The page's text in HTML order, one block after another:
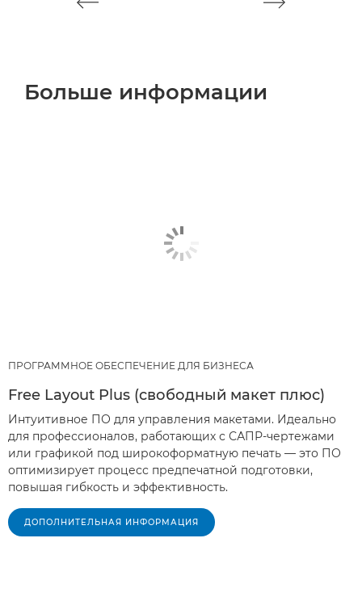
Больше информации
ПРОГРАММНОЕ ОБЕСПЕЧЕНИЕ ДЛЯ БИЗНЕСА
Free Layout Plus (свободный макет плюс)
Интуитивное ПО для управления макетами. Идеально
для профессионалов, работающих с САПР-чертежами
или графикой под широкоформатную печать — это ПО
оптимизирует процесс предпечатной подготовки,
повышая гибкость и эффективность.
ДОПОЛНИТЕЛЬНАЯ ИНФОРМАЦИЯ